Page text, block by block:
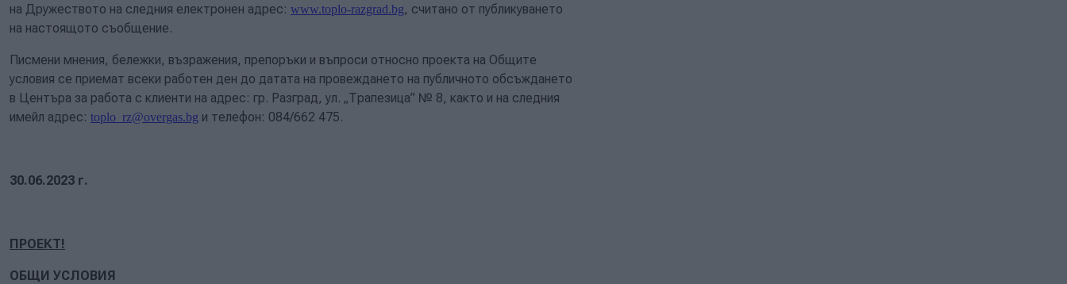
на Дружеството на следния електронен адрес: www.toplo-razgrad.bg, считано от публикуването
на настоящото съобщение.
Писмени мнения, бележки, възражения, препоръки и въпроси относно проекта на Общите
условия се приемат всеки работен ден до датата на провеждането на публичното обсъждането
в Центъра за работа с клиенти на адрес: гр. Разград, ул. „Трапезица” № 8, както и на следния
имейл адрес: toplo_rz@overgas.bg и телефон: 084/662 475.
30.06.2023 г.
ПРОЕКТ!
ОБЩИ УСЛОВИЯ